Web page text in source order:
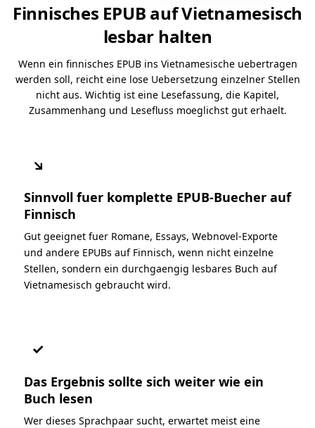
Finnisches EPUB auf Vietnamesisch
lesbar halten
Wenn ein finnisches EPUB ins Vietnamesische uebertragen
werden soll, reicht eine lose Uebersetzung einzelner Stellen
nicht aus. Wichtig ist eine Lesefassung, die Kapitel,
Zusammenhang und Lesefluss moeglichst gut erhaelt.
↘
Sinnvoll fuer komplette EPUB-Buecher auf
Finnisch
Gut geeignet fuer Romane, Essays, Webnovel-Exporte
und andere EPUBs auf Finnisch, wenn nicht einzelne
Stellen, sondern ein durchgaengig lesbares Buch auf
Vietnamesisch gebraucht wird.
✓
Das Ergebnis sollte sich weiter wie ein
Buch lesen
Wer dieses Sprachpaar sucht, erwartet meist eine